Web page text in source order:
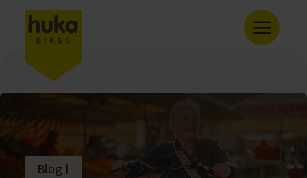
Blog |